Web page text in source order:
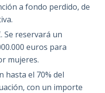
a fondo perdido, de
Se reservará un
euros para
mujeres.
hasta el 70% del
con un importe